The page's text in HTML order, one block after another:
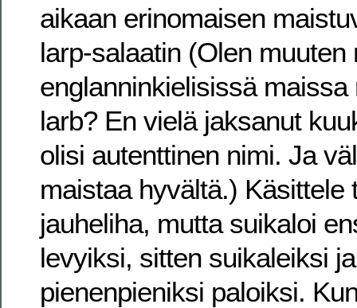
aikaan erinomaisen
larp-salaatin (Olen muuten
englanninkielisissä
larb? En vielä jaksanut
olisi autenttinen nimi. Ja
maistaa hyvältä.) Käsittele
jauheliha, mutta suikaloi
levyiksi, sitten suikaleiksi
pienenpieniksi paloiksi.